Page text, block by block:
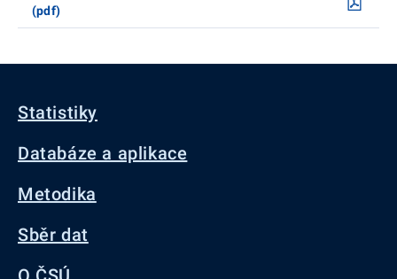
(pdf)
Statistiky
Databáze a aplikace
Metodika
Sběr dat